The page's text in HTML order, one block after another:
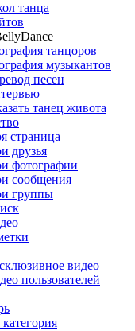
танца
танцоров
музыкантов
песен
танец живота
страница
друзья
фотографии
сообщения
группы
видео
пользователей
категория